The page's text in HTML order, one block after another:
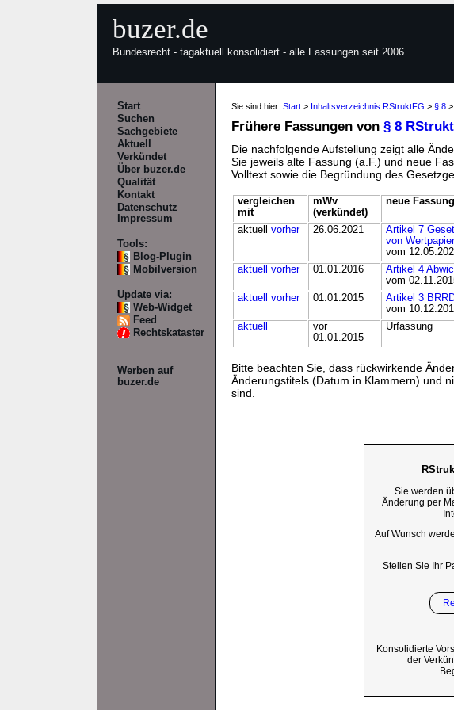
buzer.de
Bundesrecht - tagaktuell konsolidiert - alle Fassungen seit 2006
Start
Suchen
Sachgebiete
Aktuell
Verkündet
Über buzer.de
Qualität
Kontakt
Datenschutz
Impressum
Tools:
Blog-Plugin
Mobilversion
Update via:
Web-Widget
Feed
Rechtskataster
Werben auf
buzer.de
Sie sind hier: Start > Inhaltsverzeichnis RStruktFG > § 8 >
Frühere Fassungen von § 8
Die nachfolgende Aufstellung zeigt alle
Sie jeweils alte Fassung (a.F.) und neue
Volltext sowie die Begründung des
vergleichen
mit
mWv
(verkündet)
neue
aktuell vorher 26.06.2021
Artikel 7
von
vom
aktuell
vorher 01.01.2016
Artikel 4
vom
aktuell
vorher 01.01.2015
Artikel 3
vom
aktuell
vor
01.01.2015
Urfassung
Bitte beachten Sie, dass rückwirkende
Änderungstitels (Datum in Klammern) und
sind.
Sie werden
Änderung per
Auf Wunsch
Stellen Sie Ihr
Konsolidierte
der